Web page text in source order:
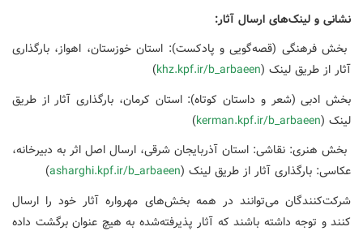
نشانی و لینک‌های ارسال آثار:
بخش فرهنگی (قصه‌گویی و پادکست): استان خوزستان، اهواز، بارگذاری
آثار از طریق لینک (khz.kpf.ir/b_arbaeen
)
بخش ادبی (شعر و داستان کوتاه): استان کرمان، بارگذاری آثار از طریق
لینک (kerman.kpf.ir/b_arbaeen
)
بخش هنری: نقاشی: استان آذربایجان شرقی، ارسال اصل اثر به دبیرخانه،
عکاسی: بارگذاری آثار از طریق لینک (asharghi.kpf.ir/b_arbaeen
)
شرکت‌کنندگان می‌توانند در همه بخش‌های مهرواره آثار خود را ارسال
کنند و توجه داشته باشند که آثار پذیرفته‌شده به هیچ عنوان برگشت داده